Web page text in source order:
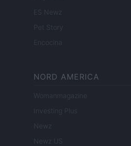
ES Newz
Pet Story
Encocina
NORD AMERICA
Womanmagazine
Investing Plus
Newz
Newz US